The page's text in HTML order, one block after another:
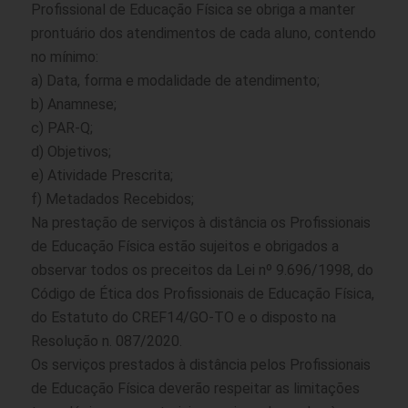
Profissional de Educação Física se obriga a manter
prontuário dos atendimentos de cada aluno, contendo
no mínimo:
a) Data, forma e modalidade de atendimento;
b) Anamnese;
c) PAR-Q;
d) Objetivos;
e) Atividade Prescrita;
f) Metadados Recebidos;
Na prestação de serviços à distância os Profissionais
de Educação Física estão sujeitos e obrigados a
observar todos os preceitos da Lei nº 9.696/1998, do
Código de Ética dos Profissionais de Educação Física,
do Estatuto do CREF14/GO-TO e o disposto na
Resolução n. 087/2020.
Os serviços prestados à distância pelos Profissionais
de Educação Física deverão respeitar as limitações